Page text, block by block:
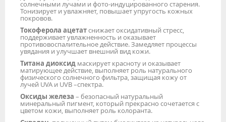
солнечными лучами и фото-индуцированного старения.
Тонизирует и увлажняет, повышает упругость кожных
покровов.
Токоферола ацетатснижает оксидативный стресс,
поддерживает увлажненность и оказывает
противовоспалительное действие. Замедляет процессы
увядания и улучшает внешний вид кожи.
Титана диоксид маскирует красноту и оказывает
матирующее действие, выполняет роль натурального
физического солнечного фильтра, защищая кожу от
лучей UVA и UVB –спектра.
Оксиды железа – безопасный натуральный
минеральный пигмент, который прекрасно сочетается с
цветом кожи, выполняет роль колоранта.